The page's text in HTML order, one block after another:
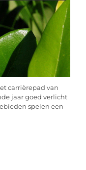
carrièrepad van
jaar goed verlicht
spelen een